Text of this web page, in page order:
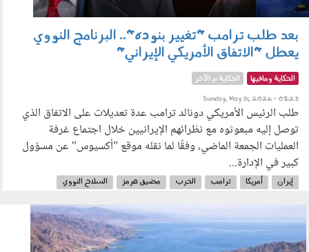
بعد طلب ترامب "تغيير بنوده".. البرنامج النووي
يعطل "الاتفاق الأمريكي الإيراني"
الحكاية ومافيها الحكاية م الآخر
Sunday, May 31, 2026 - 08:23
طلب الرئيس الأمريكي دونالد ترامب عدة تعديلات على الاتفاق الذي
توصل إليه مبعوثوه مع نظرائهم الإيرانيين خلال اجتماع غرفة
العمليات الجمعة الماضي، وفقًا لما نقله موقع "أكسيوس" عن مسؤول
كبير في الإدارة...
إيران أمريكا ترامب الحرب مضيق هرمز السلاح النووي
250502.jpg